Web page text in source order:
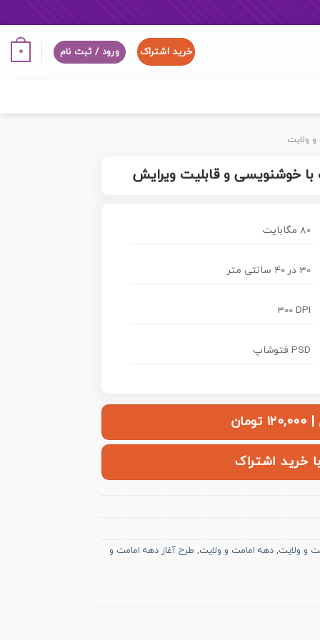
خرید اشتراک ورود / ثبت نام 0
و ولایت
با خوشنویسی و قابلیت ویرایش
80 مگابایت
30 در 40 سانتی متر
300 DPI
PSD فتوشاپ
خرید اشتراک
و ولایت,دهه امامت و ولایت, طرح آغاز دهه امامت و